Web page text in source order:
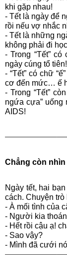
khi gặp nhau!
- Tết là ngày để
rồi nếu vợ nhắc
- Tết là những
không phải đi
- Trong “Tết”
ngày cúng tổ tiên!
- “Tết” có chữ
cơ đến mức… ế
- Trong “Tết”
ngứa cựa” uống
AIDS!
Chẳng còn nhìn
Ngày tết, hai
cách. Chuyện
- À mối tình của
- Người kia
- Hết rồi cậu ạ!
- Sao vậy?
- Mình đã cưới